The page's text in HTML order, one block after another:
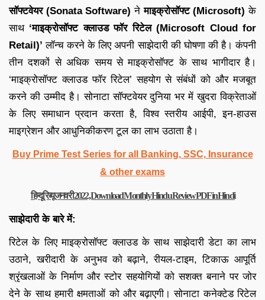
सॉफ्टवेयर (Sonata Software) नेमाइक्रोसॉफ्ट (Microsoft) के
साथ ‘माइक्रोसॉफ्ट क्लाउड फॉर रिटेल (Microsoft Cloud for
Retail)’ लॉन्च करने के लिए अपनी साझेदारी की घोषणा की है। कंपनी
तीन दशकों से अधिक समय से माइक्रोसॉफ्ट के साथ भागीदार है।
‘माइक्रोसॉफ्ट क्लाउड फॉर रिटेल’ सहयोग से संबंधों को और मजबूत
करने की उम्मीद है। सोनाटा सॉफ्टवेयर दुनिया भर में खुदरा विक्रेताओं
के लिए समाधान प्रदान करता है, विश्व स्तरीय आईपी, इन-हाउस
माइग्रेशन और आधुनिकीकरण टूल का लाभ उठाता है।
Buy Prime Test Series for all Banking, SSC, Insurance
& other exams
हिन्दू रिव्यू जनवरी 2022, Download Monthly Hindu Review PDF in Hindi
साझेदारी के बारे में:
रिटेल के लिए माइक्रोसॉफ्ट क्लाउड के साथ साझेदारी डेटा का लाभ
उठाने, खरीदारी के अनुभव को बढ़ाने, रीयल-टाइम, टिकाऊ आपूर्ति
श्रृंखलाओं के निर्माण और स्टोर सहयोगियों को सशक्त बनाने पर जोर
देने के साथ हमारी क्षमताओं को और बढ़ाएगी। सोनाटा कनेक्टेड रिटेल